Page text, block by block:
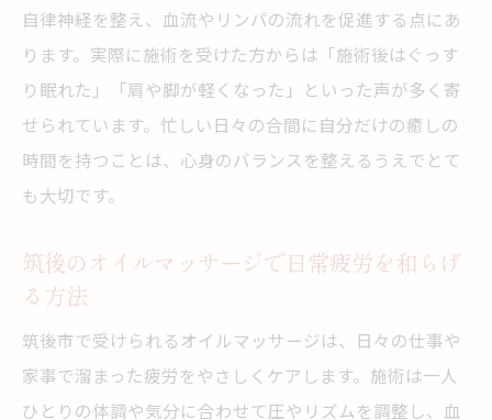
リンパケアも叶うアロマとオイルの融合法
アロマとオイルマッサージで叶えるリンパ
ケア
筑後で注目のアロマオイルマッサージ施術
法
香りと手技で深まるオイルマッサージ体験
アロマの香りで心も癒されるマッサージ術
筑後で評判のリラクゼーション施術ポイン
自律神経を整え、血流やリンパの流れを促進する点にあ
ります。実際に施術を受けた方からは「施術後はぐっす
り眠れた」「肩や脚が軽くなった」といった声が多く寄
せられています。忙しい日々の合間に自分だけの癒しの
時間を持つことは、心身のバランスを整えるうえでとて
も大切です。
筑後のオイルマッサージで日常疲労を和らげ
る方法
筑後市で受けられるオイルマッサージは、日々の仕事や
家事で溜まった疲労をやさしくケアします。施術は一人
ひとりの体調や気分に合わせて圧やリズムを調整し、血